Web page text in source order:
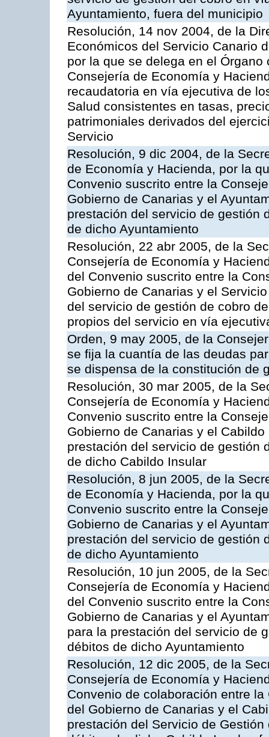
Ayuntamiento, fuera del municipio
Resolución, 14 nov 2004, de la
Económicos del Servicio Canario
por la que se delega en el
Consejería de Economía y
recaudatoria en vía ejecutiva de
Salud consistentes en tasas,
patrimoniales derivados del
Servicio
Resolución, 9 dic 2004, de la
de Economía y Hacienda, por la
Convenio suscrito entre la
Gobierno de Canarias y el
prestación del servicio de gestión
de dicho Ayuntamiento
Resolución, 22 abr 2005, de la
Consejería de Economía y
del Convenio suscrito entre la
Gobierno de Canarias y el
del servicio de gestión de cobro
propios del servicio en vía
Orden, 9 may 2005, de la
se fija la cuantía de las deudas
se dispensa de la constitución de
Resolución, 30 mar 2005, de la
Consejería de Economía y
Convenio suscrito entre la
Gobierno de Canarias y el
prestación del servicio de gestión
de dicho Cabildo Insular
Resolución, 8 jun 2005, de la
de Economía y Hacienda, por la
Convenio suscrito entre la
Gobierno de Canarias y el
prestación del servicio de gestión
de dicho Ayuntamiento
Resolución, 10 jun 2005, de la
Consejería de Economía y
del Convenio suscrito entre la
Gobierno de Canarias y el
para la prestación del servicio de
débitos de dicho Ayuntamiento
Resolución, 12 dic 2005, de la
Consejería de Economía y
Convenio de colaboración entre
del Gobierno de Canarias y el
prestación del Servicio de